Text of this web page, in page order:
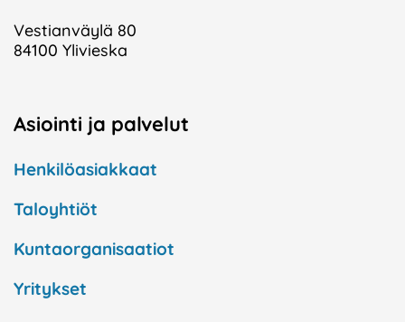
Vestianväylä 80
84100 Ylivieska
Asiointi ja palvelut
Henkilöasiakkaat
Taloyhtiöt
Kuntaorganisaatiot
Yritykset